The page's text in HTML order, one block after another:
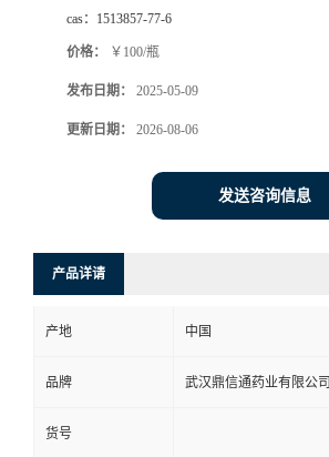
cas： 1513857-77-6
价格： ￥100/瓶
发布日期： 2025-05-09
更新日期： 2026-08-06
发送咨询信息
产品详请
产地 中国
品牌 武汉鼎信通药业有限公司
货号